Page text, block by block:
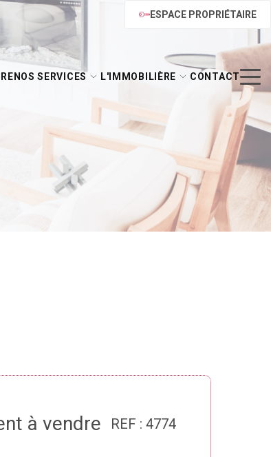
ESPACE PROPRIÉTAIRE
NOS SERVICES L'IMMOBILIÈRE CONTACT
à vendre REF : 4774